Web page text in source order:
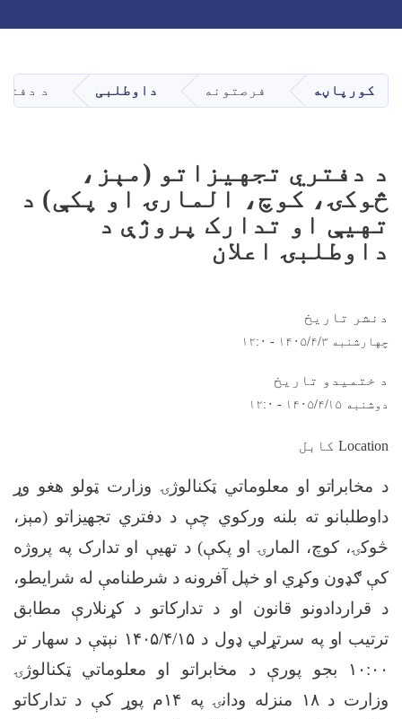
main
content
کورپاڼه فرصتونه داوطلبی د
د دفتري تجهیزاتو (مېز،
څوکۍ، کوچ، المارۍ او پکې) د
تهيې او تدارک پروژې د
داوطلبۍ اعلان
دنشر تاریخ
چهارشنبه ۱۴۰۵/۴/۳ - ۱۲:۰
د ختمیدو تاریخ
دوشنبه ۱۴۰۵/۴/۱۵ - ۱۲:۰
Location کابل
د مخابراتو او معلوماتي ټکنالوژۍ وزارت ټولو هغو وړ
داوطلبانو ته بلنه ورکوي چې د دفتري تجهیزاتو (مېز،
څوکۍ، کوچ، المارۍ او پکې) د تهيې او تدارک په پروژه
کې ګډون وکړي او خپل آفرونه د شرطنامې له شرایطو،
د قراردادونو قانون او د تدارکاتو د کړنلارې مطابق
ترتیب او په سرتړلي ډول د ۱۴۰۵/۴/۱۵ نېټې د سهار تر
۱۰:۰۰ بجو پورې د مخابراتو او معلوماتي ټکنالوژۍ
وزارت د ۱۸ منزله ودانۍ په ۱۴م پوړ کې د تدارکاتو